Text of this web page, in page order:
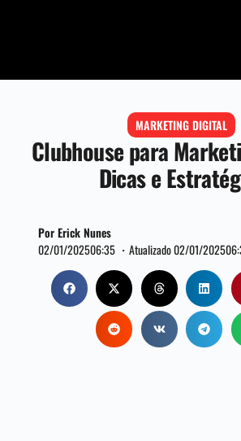
MARKETING DIGITAL
Clubhouse para
Dicas e
Por Erick Nunes
02/01/202506:35 ・ Atualizado 02/01/2025